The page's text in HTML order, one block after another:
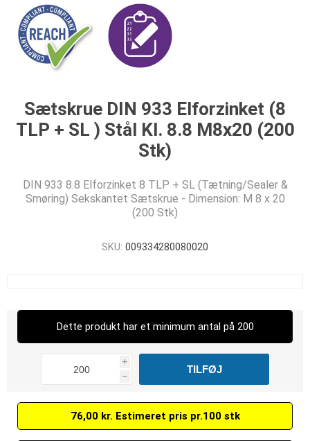
Sætskrue DIN 933 Elforzinket (8
TLP + SL ) Stål Kl. 8.8 M8x20 (200
Stk)
DIN 933 8.8 Elforzinket 8 TLP + SL (Tætning/Sealer &
Smøring) Sekskantet Sætskrue - Dimension: M 8 x 20
(200 Stk)
SKU: 009334280080020
Dette produkt har et minimum antal på 200
i
h
76,00 kr. Estimeret pris pr.100 stk